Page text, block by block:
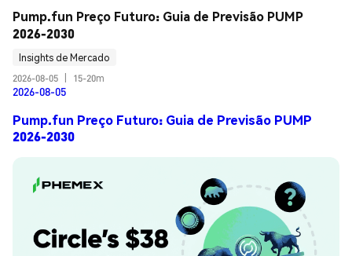
Pump.fun Preço Futuro: Guia de Previsão PUMP
2026-2030
Insights de Mercado
2026-08-05
15-20m
2026-08-05
Pump.fun Preço Futuro: Guia de Previsão PUMP
2026-2030